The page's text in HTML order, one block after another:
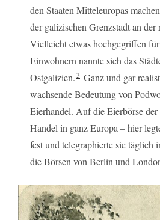
den Staaten Mitteleuropas
der galizischen Grenzstadt an der
Vielleicht etwas hochgegriffen
Einwohnern nannte sich das
Ostgalizien.3 Ganz und gar
wachsende Bedeutung von
Eierhandel. Auf die Eierbörse
Handel in ganz Europa – hier
fest und telegraphierte sie täglich
die Börsen von Berlin und